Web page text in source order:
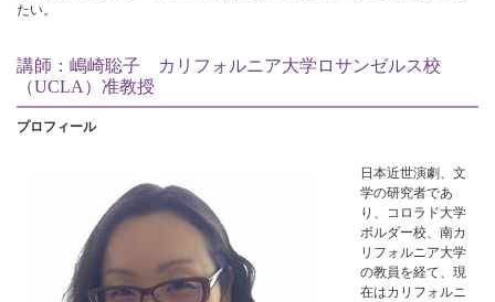
たい。
講師：嶋崎聡子 カリフォルニア大学ロサンゼルス校
（UCLA）准教授
プロフィール
日本近世演劇、文
学の研究者であ
り、コロラド大学
ボルダー校、南カ
リフォルニア大学
の教員を経て、現
在はカリフォルニ